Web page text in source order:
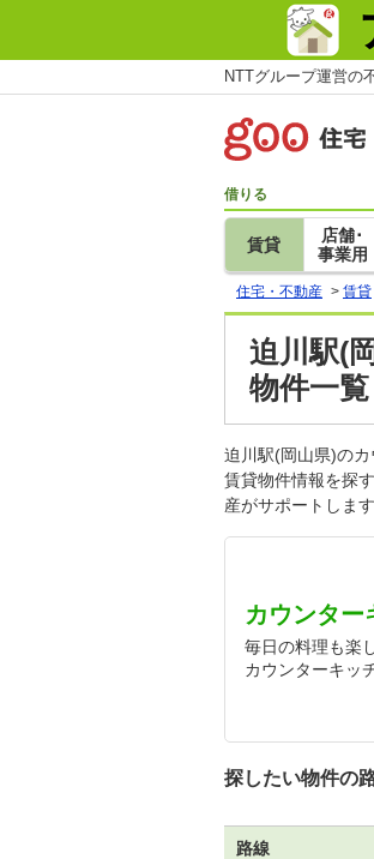
NTTグループ運営の
借りる
賃貸
店舗･
事業用
住宅・不動産 > 賃貸
迫川駅(
物件一覧
迫川駅(岡山県)の
賃貸物件情報を探
産がサポートします
カウンター
毎日の料理も楽
カウンターキッ
探したい物件の
路線